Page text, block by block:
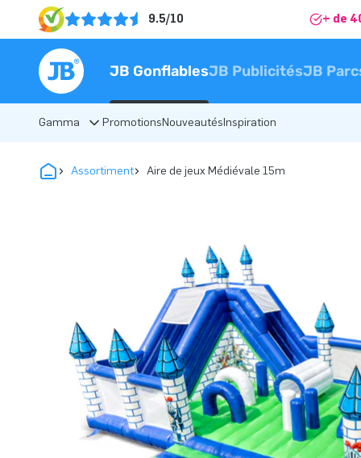
9.5/10 + de
JB GonflablesJB PublicitésJB
Gamma PromotionsNouveautésInspiration
Assortiment Aire de jeux Médiévale 15m